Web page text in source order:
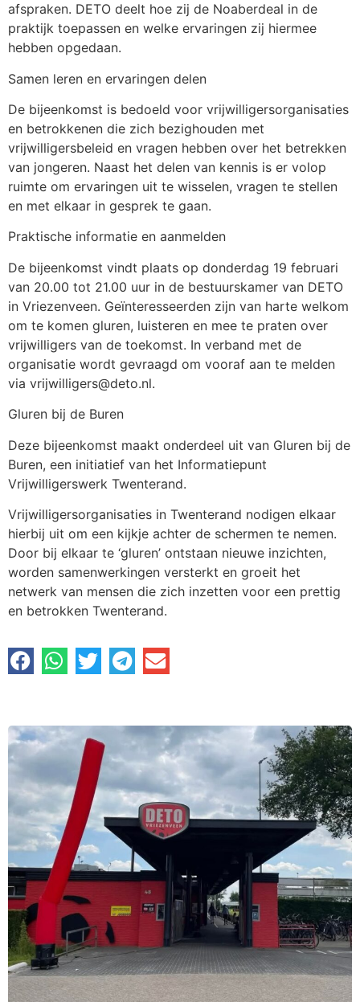
afspraken. DETO deelt hoe zij de Noaberdeal in de
praktijk toepassen en welke ervaringen zij hiermee
hebben opgedaan.
Samen leren en ervaringen delen
De bijeenkomst is bedoeld voor vrijwilligersorganisaties
en betrokkenen die zich bezighouden met
vrijwilligersbeleid en vragen hebben over het betrekken
van jongeren. Naast het delen van kennis is er volop
ruimte om ervaringen uit te wisselen, vragen te stellen
en met elkaar in gesprek te gaan.
Praktische informatie en aanmelden
De bijeenkomst vindt plaats op donderdag 19 februari
van 20.00 tot 21.00 uur in de bestuurskamer van DETO
in Vriezenveen. Geïnteresseerden zijn van harte welkom
om te komen gluren, luisteren en mee te praten over
vrijwilligers van de toekomst. In verband met de
organisatie wordt gevraagd om vooraf aan te melden
via vrijwilligers@deto.nl.
Gluren bij de Buren
Deze bijeenkomst maakt onderdeel uit van Gluren bij de
Buren, een initiatief van het Informatiepunt
Vrijwilligerswerk Twenterand.
Vrijwilligersorganisaties in Twenterand nodigen elkaar
hierbij uit om een kijkje achter de schermen te nemen.
Door bij elkaar te ‘gluren’ ontstaan nieuwe inzichten,
worden samenwerkingen versterkt en groeit het
netwerk van mensen die zich inzetten voor een prettig
en betrokken Twenterand.